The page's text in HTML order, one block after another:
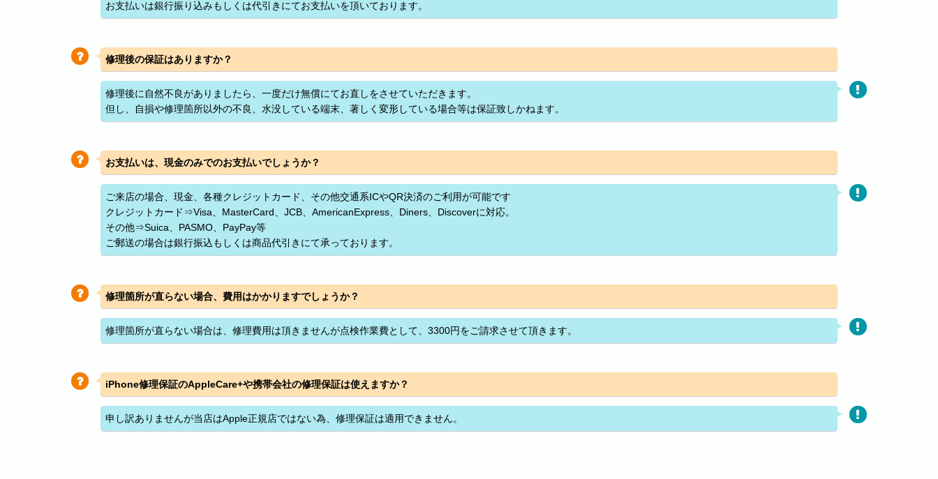
お支払いは銀行振り込みもしくは代引きにてお支払いを頂いております。
修理後の保証はありますか？
修理後に自然不良がありましたら、一度だけ無償にてお直しをさせていただきます。
但し、自損や修理箇所以外の不良、水没している端末、著しく変形している場合等は保証致しかねます。
お支払いは、現金のみでのお支払いでしょうか？
ご来店の場合、現金、各種クレジットカード、その他交通系ICやQR決済のご利用が可能です
クレジットカード⇒Visa、MasterCard、JCB、AmericanExpress、Diners、Discoverに対応。
その他⇒Suica、PASMO、PayPay等
ご郵送の場合は銀行振込もしくは商品代引きにて承っております。
修理箇所が直らない場合、費用はかかりますでしょうか？
修理箇所が直らない場合は、修理費用は頂きませんが点検作業費として、3300円をご請求させて頂きます。
iPhone修理保証のAppleCare+や携帯会社の修理保証は使えますか？
申し訳ありませんが当店はApple正規店ではない為、修理保証は適用できません。